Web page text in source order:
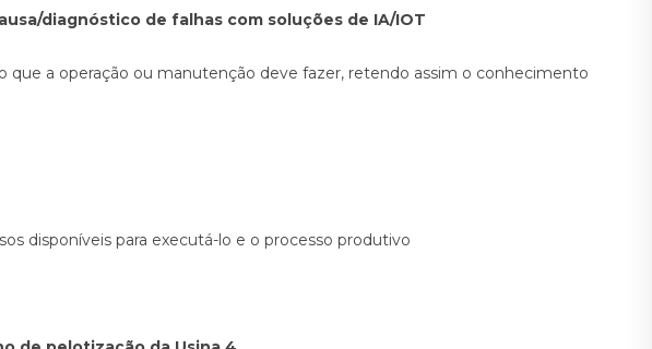
diagnóstico de falhas com soluções de IA/IOT
a operação ou manutenção deve fazer, retendo assim o conhecimento
disponíveis para executá-lo e o processo produtivo